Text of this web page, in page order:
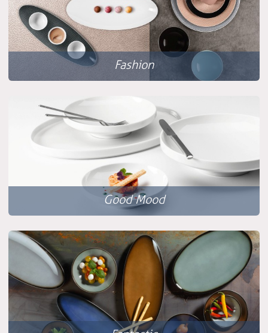
Fashion
Good Mood